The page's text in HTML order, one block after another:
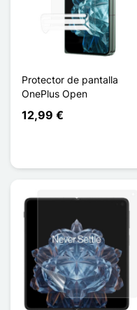
Protector de pantalla
OnePlus Open
12,99 €